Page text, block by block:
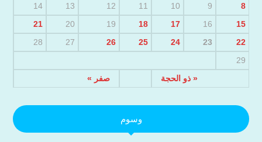
« ذو الحجة صفر »
8
9
10
11
12
13
14
15
16
17
18
19
20
21
22
23
24
25
26
27
28
29
وسوم